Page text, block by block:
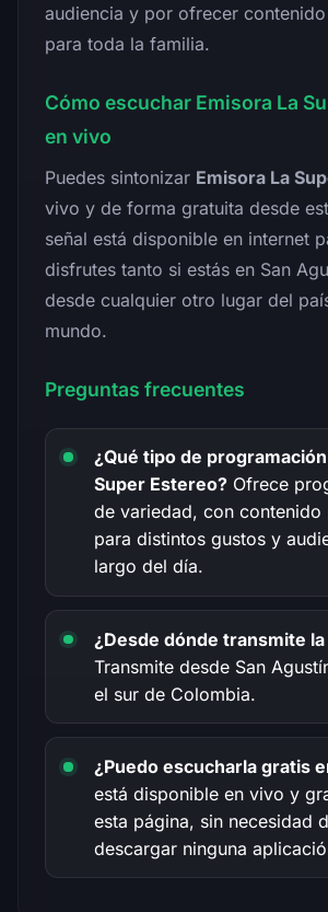
audiencia y por ofrecer
para toda la familia.
Cómo escuchar Emisora La
en vivo
Puedes sintonizar Emisora La
vivo y de forma gratuita desde
señal está disponible en internet
disfrutes tanto si estás en San
desde cualquier otro lugar del
mundo.
Preguntas frecuentes
¿Qué tipo de
Super Estereo? Ofrece
de variedad, con contenido
para distintos gustos y
largo del día.
¿Desde dónde transmite
Transmite desde San
el sur de Colombia.
¿Puedo escucharla gratis
está disponible en vivo y
esta página, sin necesidad
descargar ninguna